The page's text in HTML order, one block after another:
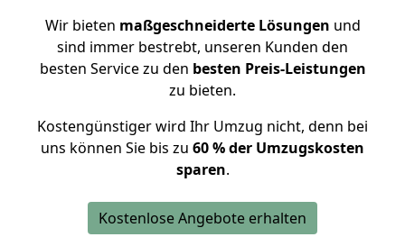
Wir bieten maßgeschneiderte Lösungen und
sind immer bestrebt, unseren Kunden den
besten Service zu den besten Preis-Leistungen
zu bieten.
Kostengünstiger wird Ihr Umzug nicht, denn bei
uns können Sie bis zu 60 % der Umzugskosten
sparen.
Kostenlose Angebote erhalten